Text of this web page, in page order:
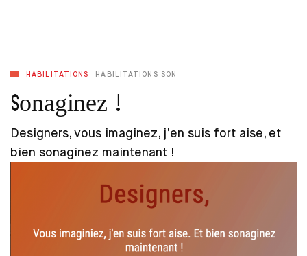
HABILITATIONS HABILITATIONS SON
Sonaginez !
Designers, vous imaginez, j’en suis fort aise, et
bien sonaginez maintenant !